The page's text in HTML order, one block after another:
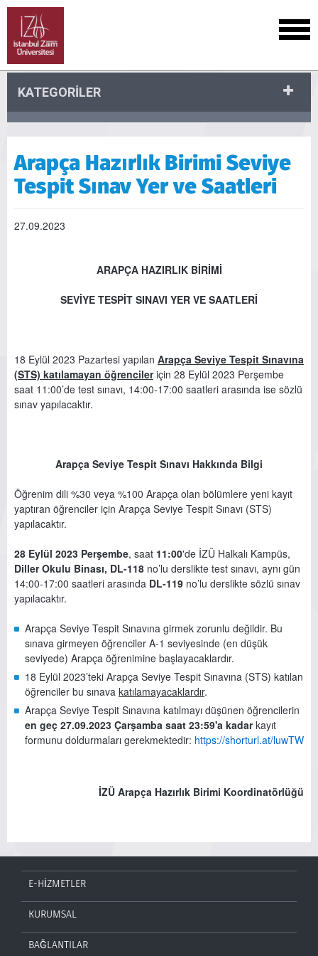
KATEGORİLER
Arapça Hazırlık Birimi Seviye
Tespit Sınav Yer ve Saatleri
27.09.2023
ARAPÇA HAZIRLIK BİRİMİ
SEVİYE TESPİT SINAVI YER VE SAATLERİ
18 Eylül 2023 Pazartesi yapılan Arapça Seviye Tespit Sınavına
(STS) katılamayan öğrencileriçin 28 Eylül 2023 Perşembe
saat 11:00’de test sınavı, 14:00-17:00 saatleri arasında ise sözlü
sınav yapılacaktır.
Arapça Seviye Tespit Sınavı Hakkında Bilgi
Öğrenim dili %30 veya %100 Arapça olan bölümlere yeni kayıt
yaptıran öğrenciler için Arapça Seviye Tespit Sınavı (STS)
yapılacaktır.
28 Eylül 2023 Perşembe, saat 11:00'de İZÜ Halkalı Kampüs,
Diller Okulu Binası, DL-118 no’lu derslikte test sınavı, aynı gün
14:00-17:00 saatleri arasında DL-119 no’lu derslikte sözlü sınav
yapılacaktır.
Arapça Seviye Tespit Sınavına girmek zorunlu değildir. Bu
sınava girmeyen öğrenciler A-1 seviyesinde (en düşük
seviyede) Arapça öğrenimine başlayacaklardır.
18 Eylül 2023’teki Arapça Seviye Tespit Sınavına (STS) katılan
öğrenciler bu sınava katılamayacaklardır.
Arapça Seviye Tespit Sınavına katılmayı düşünen öğrencilerin
en geç 27.09.2023 Çarşamba saat 23:59'a kadarkayıt
formunu doldurmaları gerekmektedir: https://shorturl.at/luwTW
İZÜ Arapça Hazırlık Birimi Koordinatörlüğü
E-HİZMETLER
KURUMSAL
BAĞLANTILAR